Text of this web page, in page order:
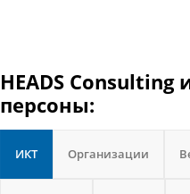
HEADS
персоны:
ИКТ Организации